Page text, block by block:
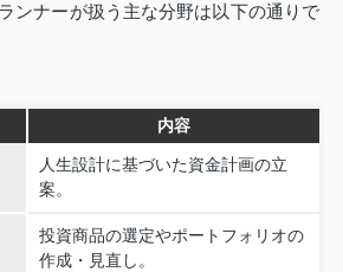
ンナーが扱う主な分野は以下の通りで
内容
人生設計に基づいた資金計画の立
案。
投資商品の選定やポートフォリオの
作成・見直し。